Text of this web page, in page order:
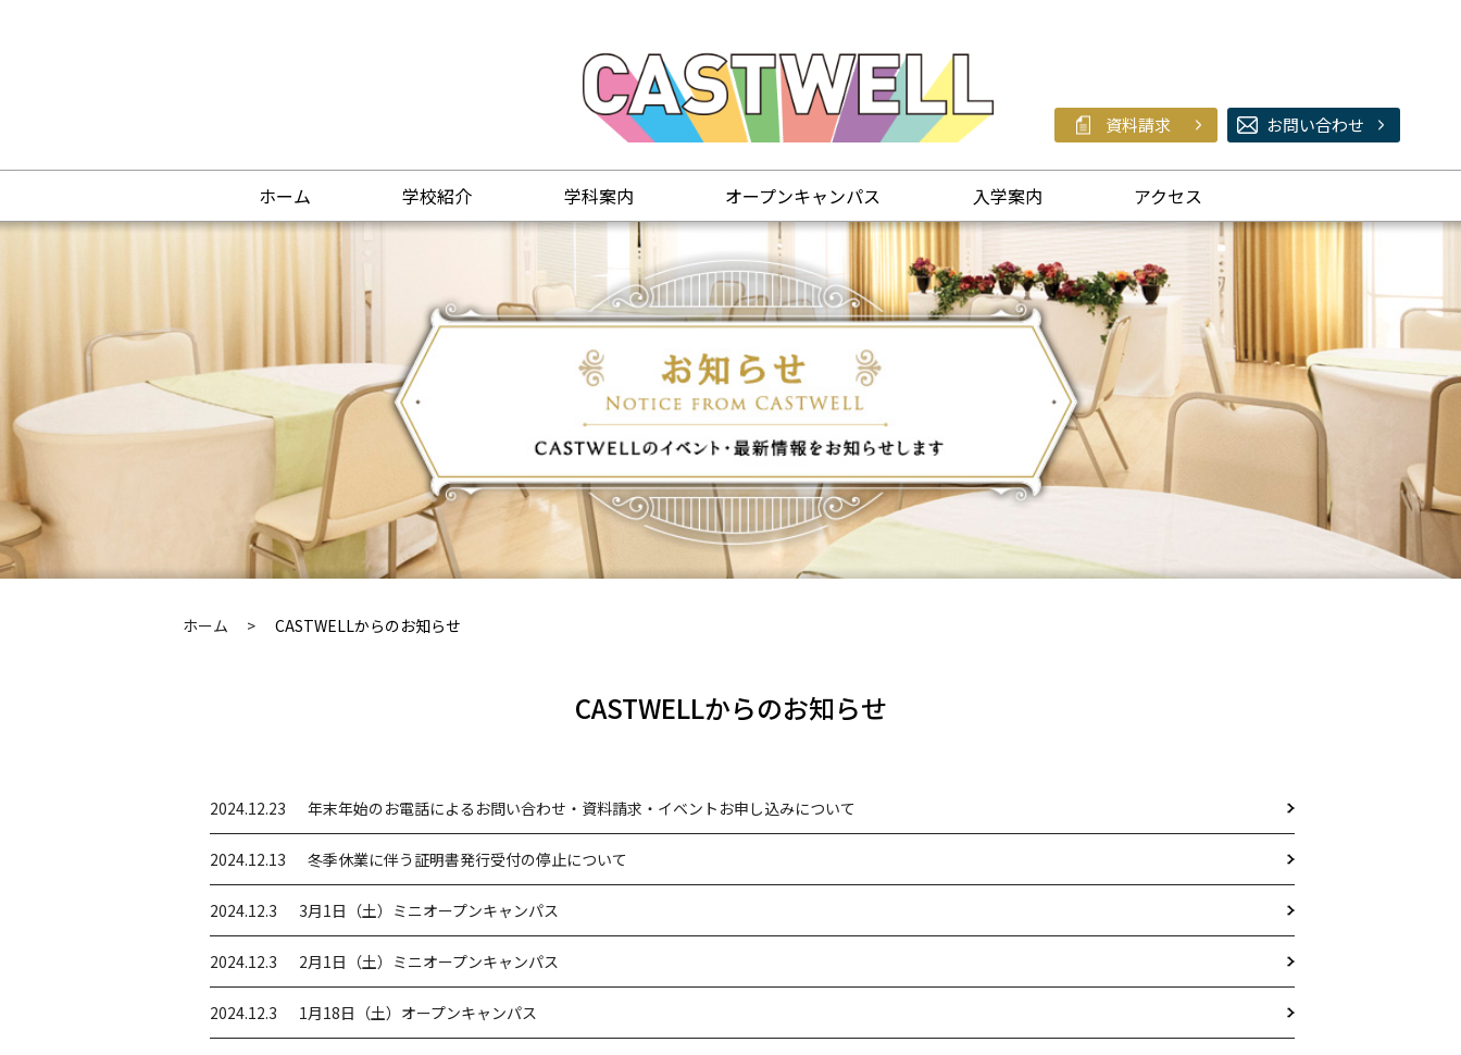
資料請求 お問い合わせ
ホーム 学校紹介 学科案内 オープンキャンパス 入学案内 アクセス
ホーム CASTWELLからのお知らせ
CASTWELLからのお知らせ
2024.12.23 年末年始のお電話によるお問い合わせ・資料請求・イベントお申し込みについて
2024.12.13 冬季休業に伴う証明書発行受付の停止について
2024.12.3 3月1日（土）ミニオープンキャンパス
2024.12.3 2月1日（土）ミニオープンキャンパス
2024.12.3 1月18日（土）オープンキャンパス